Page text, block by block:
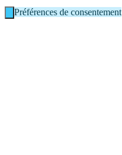
Préférences de consentement